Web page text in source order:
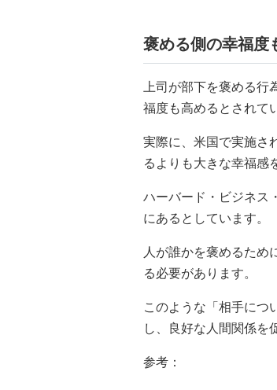
褒める側の幸福度
上司が部下を褒める
福度も高めるとされて
実際に、米国で実施さ
るよりも大きな幸福感
ハーバード・ビジネス
にあるとしています。
人が誰かを褒めるため
る必要があります。
このような「相手につ
し、良好な人間関係を
参考：